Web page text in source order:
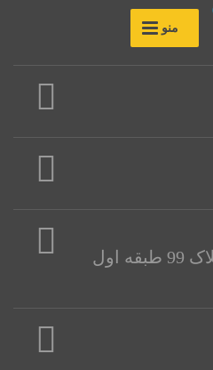
منو
نبش نگارستان سوم پلاک 99 طبقه اول